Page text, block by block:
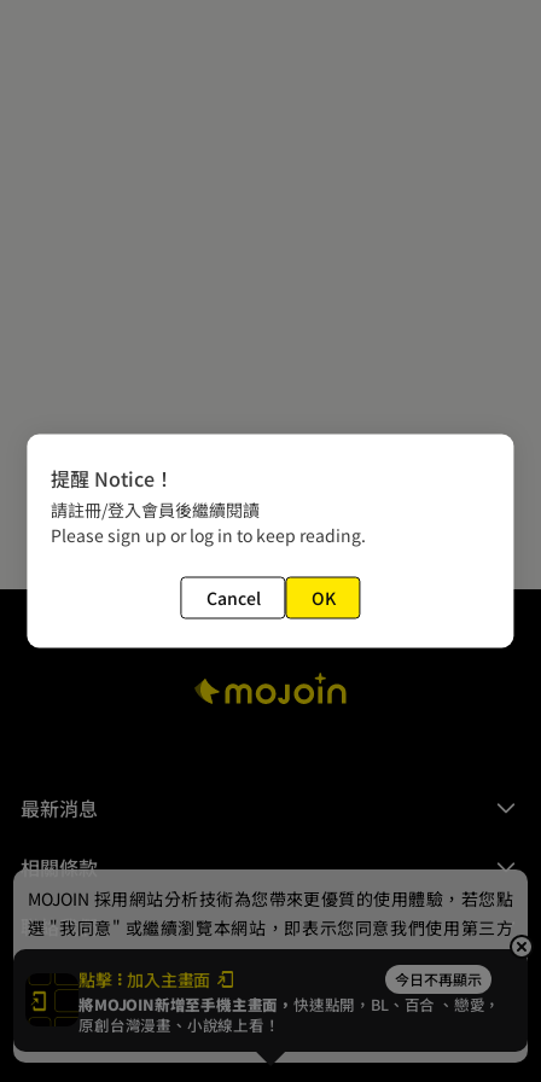
最新消息
相關條款
聯絡我們
© 2024 gamania Digital Entertainment Co., Ltd.
點擊 加入主畫面 今日不再顯示
將MOJOIN新增至手機主畫面，快速點開，BL、 百合 、戀愛，
原創台灣漫畫、小說線上看！
MOJOIN 採用網站分析技術為您帶來更優質的使用體驗，若您點
選 "我同意" 或繼續瀏覽本網站，即表示您同意我們使用第三方
Cookie，欲瞭解更多資訊請見隱私權政策。
我同意
提醒 Notice！
請註冊/登入會員後繼續閱讀
Please sign up or log in to keep reading.
Cancel OK